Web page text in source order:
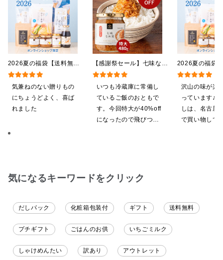
【感謝祭セール】七味なめ
茸 480g（特大）（八幡
屋礒五郎の七味唐辛子入
り）
いつも冷蔵庫に常備し
ているご飯のおともで
す。今回特大が40%off
になったので飛びつき
2026夏の福袋【送料無
料】【オンライン限定】
【ポイントキャンペーン実
施中】【のし・ラッピン
グ・化粧箱詰め不可】
気兼ねのない贈りもの
にちょうどよく、喜ば
れました
2026夏の福袋
料】【オンライ
【ポイントキ
施中】【のし
グ・化粧箱詰
沢山の味が楽
っています♪
しは、名古屋
で買い物して
気になるキーワードをクリック
だしパック 化粧箱包装付 ギフト 送料無料
プチギフト ごはんのお供 いちごミルク
しゃけめんたい 訳あり アウトレット